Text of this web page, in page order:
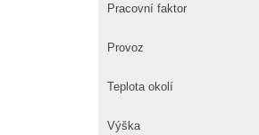
Pracovní faktor
Provoz
Teplota okolí
Výška